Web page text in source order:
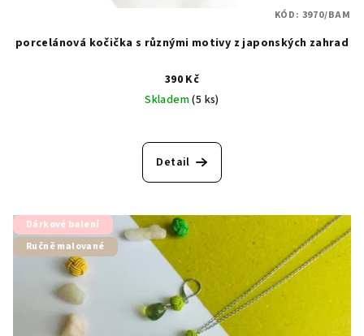
porcelánová kočička s různými motivy z japonských zahrad
390 Kč
Skladem(5 ks)
Detail
KÓD: 3970/BAM
Dárkové balení
Ručně malované